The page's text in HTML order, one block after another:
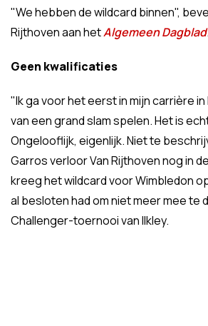
"We hebben de wildcard binnen",
Rijthoven aan hetAlgemeen Dagblad.
Geen kwalificaties
"Ik ga voor het eerst in mijn carrière
van een grand slam spelen. Het is
Ongelooflijk, eigenlijk. Niet te
Garros verloor Van Rijthoven nog in
kreeg het wildcard voor Wimbledon
al besloten had om niet meer mee te
Challenger-toernooi van Ilkley.